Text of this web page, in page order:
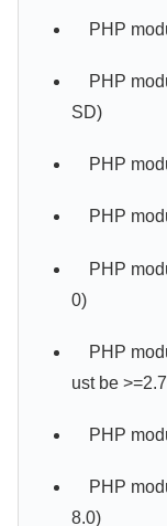
PHP
PHP
SD)
PHP
PHP
PHP
0)
PHP
ust be
PHP
PHP
8.0)